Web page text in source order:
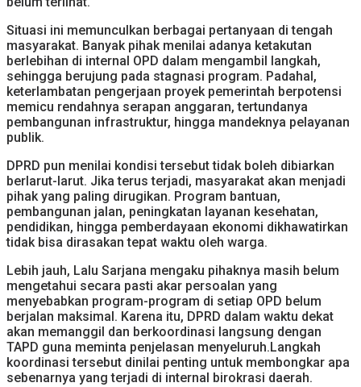
Situasi ini memunculkan berbagai pertanyaan di tengah
masyarakat. Banyak pihak menilai adanya ketakutan
berlebihan di internal OPD dalam mengambil langkah,
sehingga berujung pada stagnasi program. Padahal,
keterlambatan pengerjaan proyek pemerintah berpotensi
memicu rendahnya serapan anggaran, tertundanya
pembangunan infrastruktur, hingga mandeknya pelayanan
publik.
DPRD pun menilai kondisi tersebut tidak boleh dibiarkan
berlarut-larut. Jika terus terjadi, masyarakat akan menjadi
pihak yang paling dirugikan. Program bantuan,
pembangunan jalan, peningkatan layanan kesehatan,
pendidikan, hingga pemberdayaan ekonomi dikhawatirkan
tidak bisa dirasakan tepat waktu oleh warga.
Lebih jauh, Lalu Sarjana mengaku pihaknya masih belum
mengetahui secara pasti akar persoalan yang
menyebabkan program-program di setiap OPD belum
berjalan maksimal. Karena itu, DPRD dalam waktu dekat
akan memanggil dan berkoordinasi langsung dengan
TAPD guna meminta penjelasan menyeluruh.Langkah
koordinasi tersebut dinilai penting untuk membongkar apa
sebenarnya yang terjadi di internal birokrasi daerah.